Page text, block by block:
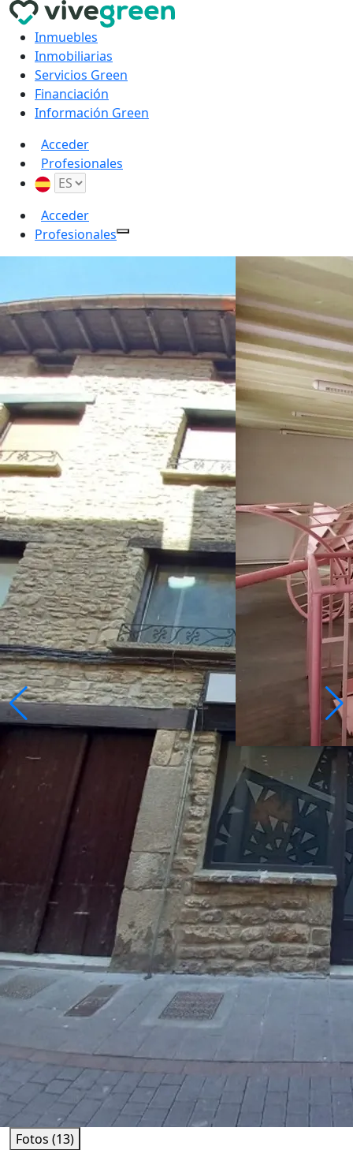
Inmuebles
Inmobiliarias
Servicios Green
Financiación
Información Green
Acceder
Profesionales
Acceder
Profesionales
Fotos (13)